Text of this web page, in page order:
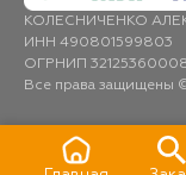
КОЛЕСНИЧЕНКО
ИНН 490801599803
ОГРНИП
Все права защищены